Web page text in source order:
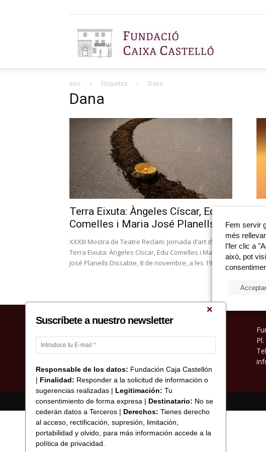
Inici Etiquetes Dana
Dana
Terra Eixuta: Àngeles Císcar, Edu
Comelles i Maria José Planells
XXXIII Mostra de Teatre Reclam: Jornada d’art d’acció
Terra Eixuta: Àngeles Císcar, Edu Comelles i Maria
José Planells Dissabte, 8 de novembre, a les 19.30 h....
© Copyright 2017 Fundació Caixa Castelló
Suscríbete a nuestro newsletter
Responsable de los datos: Fundación Caja Castellón
| Finalidad: Responder a la solicitud de información o
sugerencias realizadas | Legitimación: Tu
consentimiento de forma expresa | Destinatario: No se
cederán datos a Terceros | Derechos: Tienes derecho
al acceso, rectificación, supresión, limitación,
portabilidad y olvido, para más información accede a la
política de privacidad.
Fem servir
més
l'fer clic a
això, pot
Acceptar